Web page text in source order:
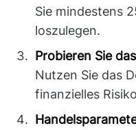
Sie mindestens
loszulegen.
Probieren Sie
Nutzen Sie das
finanzielles